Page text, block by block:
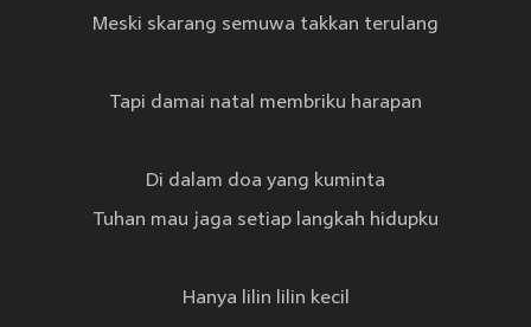
Meski skarang semuwa takkan terulang
Tapi damai natal membriku harapan
Di dalam doa yang kuminta
Tuhan mau jaga setiap langkah hidupku
Hanya lilin lilin kecil